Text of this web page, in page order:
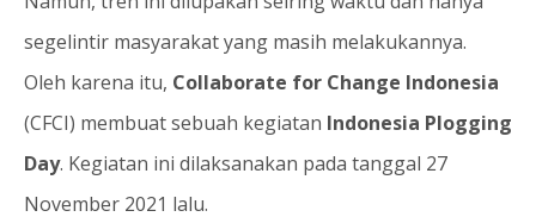
segelintir masyarakat yang masih melakukannya.
Oleh karena itu, Collaborate for Change Indonesia
(CFCI) membuat sebuah kegiatan Indonesia Plogging
Day. Kegiatan ini dilaksanakan pada tanggal 27
November 2021 lalu.